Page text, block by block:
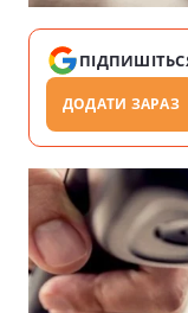
ДОДАТИ ЗАРАЗ